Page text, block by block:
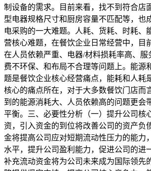
制设备的需求。目前来看，找不到符合店
型电器规格尺寸和厨房容量不匹配等，也
电采购的一大难题。人耗、货耗、时耗、
营核心难题，在餐饮企业日常经营中，目
在人员依赖严重、电器/材料损耗率高、服
费不环保、和布局不合理等问题上。能源
题是餐饮企业核心经营痛点，能耗和人耗
核心的痛点所在，对于大多数餐饮门店而
到的能源消耗大、人员依赖高的问题更会
平衡。三、必要性分析（一）提升公司核
资，引入资金的到位将改善公司的资产负
金将提高公司应对短期流动性压力的能力
水平，提升公司盈利能力，促进公司的进
补充流动资金将为公司未来成为国际领先